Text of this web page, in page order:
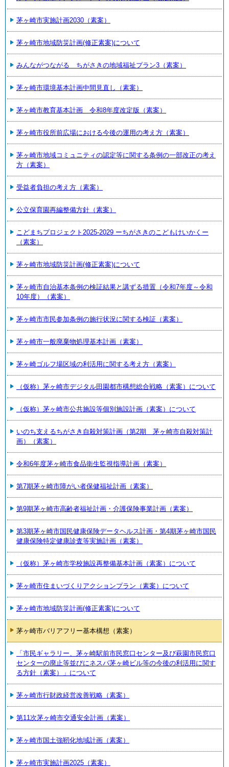
茅ヶ崎市実施計画2030（素案）
茅ヶ崎市地域防災計画(修正素案)について
みんながつながる ちがさきの地域福祉プラン3（素案）
茅ヶ崎市環境基本計画中間見直し（素案）
茅ヶ崎市教育基本計画 令和8年度改定版（素案）
茅ヶ崎市役所前広場における今後の運用の考え方（素案）
茅ヶ崎市地域コミュニティの認定等に関する条例の一部改正の考え
方（素案）
受益者負担の考え方（素案）
公立保育園再編整備方針（素案）
こどまちプロジェクト2025-2029 ーちがさきのこどもけいかくー
（素案）
茅ヶ崎市地域防災計画(修正素案)について
茅ヶ崎市自治基本条例の検証結果と講ずる措置（令和7年度～令和
10年度）（素案）
茅ヶ崎市市民参加条例の施行状況に関する検証（素案）
茅ヶ崎市一般廃棄物処理基本計画（素案）
茅ヶ崎ゴルフ場区域の利活用に関する考え方（素案）
（仮称）茅ヶ崎市デジタル田園都市構想総合戦略（素案）について
（仮称）茅ヶ崎市公共施設等個別施設計画（素案）について
いのち支えるちがさき自殺対策計画（第2期 茅ヶ崎市自殺対策計
画）（素案）
令和6年度茅ヶ崎市食品衛生監視指導計画（素案）
第7期茅ヶ崎市障がい者保健福祉計画（素案）
第9期茅ヶ崎市高齢者福祉計画・介護保険事業計画（素案）
第3期茅ヶ崎市国民健康保険データヘルス計画・第4期茅ヶ崎市国民
健康保険特定健康診査等実施計画（素案）
（仮称）茅ヶ崎市学校施設再整備基本計画（素案）について
茅ヶ崎市住まいづくりアクションプラン（素案）について
茅ヶ崎市地域防災計画(修正素案)について
茅ヶ崎市バリアフリー基本構想（素案）
「市民ギャラリー、茅ヶ崎駅前市民窓口センター及び萩園市民窓口
センターの廃止等並びにネスパ茅ヶ崎ビル等の今後の利活用に関す
る方針（素案）」について
茅ヶ崎市行財政経営改善戦略（素案）
第11次茅ヶ崎市交通安全計画（素案）
茅ヶ崎市国土強靭化地域計画（素案）
茅ヶ崎市実施計画2025（素案）